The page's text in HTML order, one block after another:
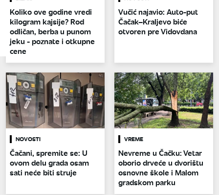
Koliko ove godine vredi
kilogram kajsije? Rod
odličan, berba u punom
jeku - poznate i otkupne
cene
Vučić najavio: Auto-put
Čačak–Kraljevo biće
otvoren pre Vidovdana
NOVOSTI
Čačani, spremite se: U
ovom delu grada osam
sati neće biti struje
VREME
Nevreme u Čačku: Vetar
oborio drveće u dvorištu
osnovne škole i Malom
gradskom parku